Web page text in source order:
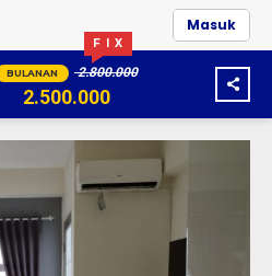
Masuk
F I X
BULANAN 2.800.000
2.500.000
TAHUNAN 30.000.000
28.800.000